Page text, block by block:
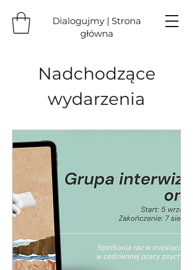
Dialogujmy | Strona
główna
Nadchodzące
wydarzenia